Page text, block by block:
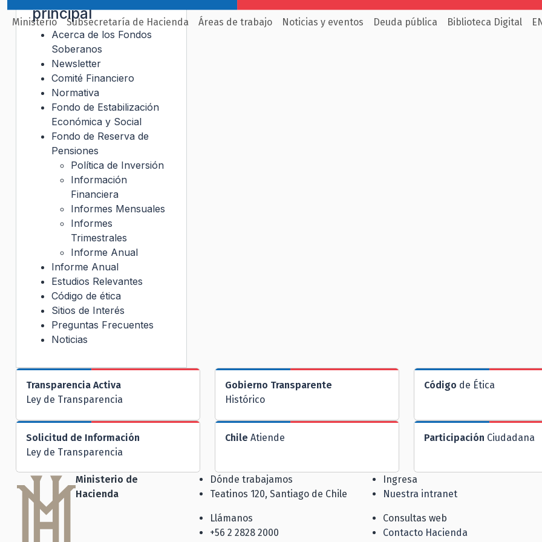
Ministerio Subsecretaría de Hacienda Áreas de trabajo Noticias y eventos Deuda pública Biblioteca Digital
principal
Acerca de los Fondos
Soberanos
Newsletter
Comité Financiero
Normativa
Fondo de Estabilización
Económica y Social
Fondo de Reserva de
Pensiones
Política de Inversión
Información
Financiera
Informes Mensuales
Informes
Trimestrales
Informe Anual
Informe Anual
Estudios Relevantes
Código de ética
Sitios de Interés
Preguntas Frecuentes
Noticias
Transparencia Activa
Ley de Transparencia
Gobierno Transparente
Histórico
Código de Ética
Solicitud de Información
Ley de Transparencia
Chile Atiende Participación Ciudadana
Ministerio de
Hacienda
Dónde trabajamos
Teatinos 120, Santiago de Chile
Llámanos
+56 2 2828 2000
Ingresa
Nuestra intranet
Consultas web
Contacto Hacienda